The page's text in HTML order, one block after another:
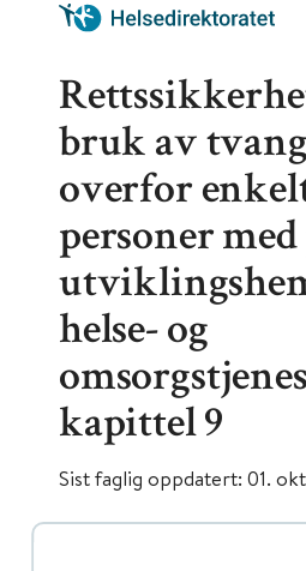
bruk av
overfor
personer
helse- og
kapittel 9
Sist faglig oppdatert: 01.